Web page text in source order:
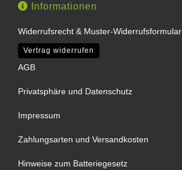
Informationen
Widerrufsrecht & Muster-Widerrufsformular
Vertrag widerrufen
AGB
Privatsphäre und Datenschutz
Impressum
Zahlungsarten und Versandkosten
Hinweise zum Batteriegesetz